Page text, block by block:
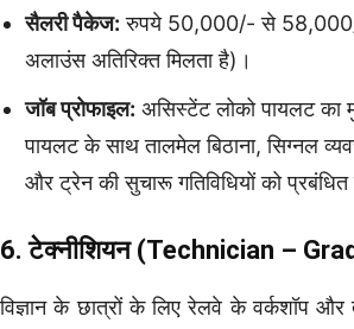
सैलरी पैकेज: रुपये 50,000/- से 58,000/-
अलाउंस अतिरिक्त मिलता है)।
जॉब प्रोफाइल: असिस्टेंट लोको पायलट का
पायलट के साथ तालमेल बिठाना, सिग्नल
और ट्रेन की सुचारू गतिविधियों को प्रबंधित
6. टेक्नीशियन (Technician –
विज्ञान के छात्रों के लिए रेलवे के वर्कशॉप और